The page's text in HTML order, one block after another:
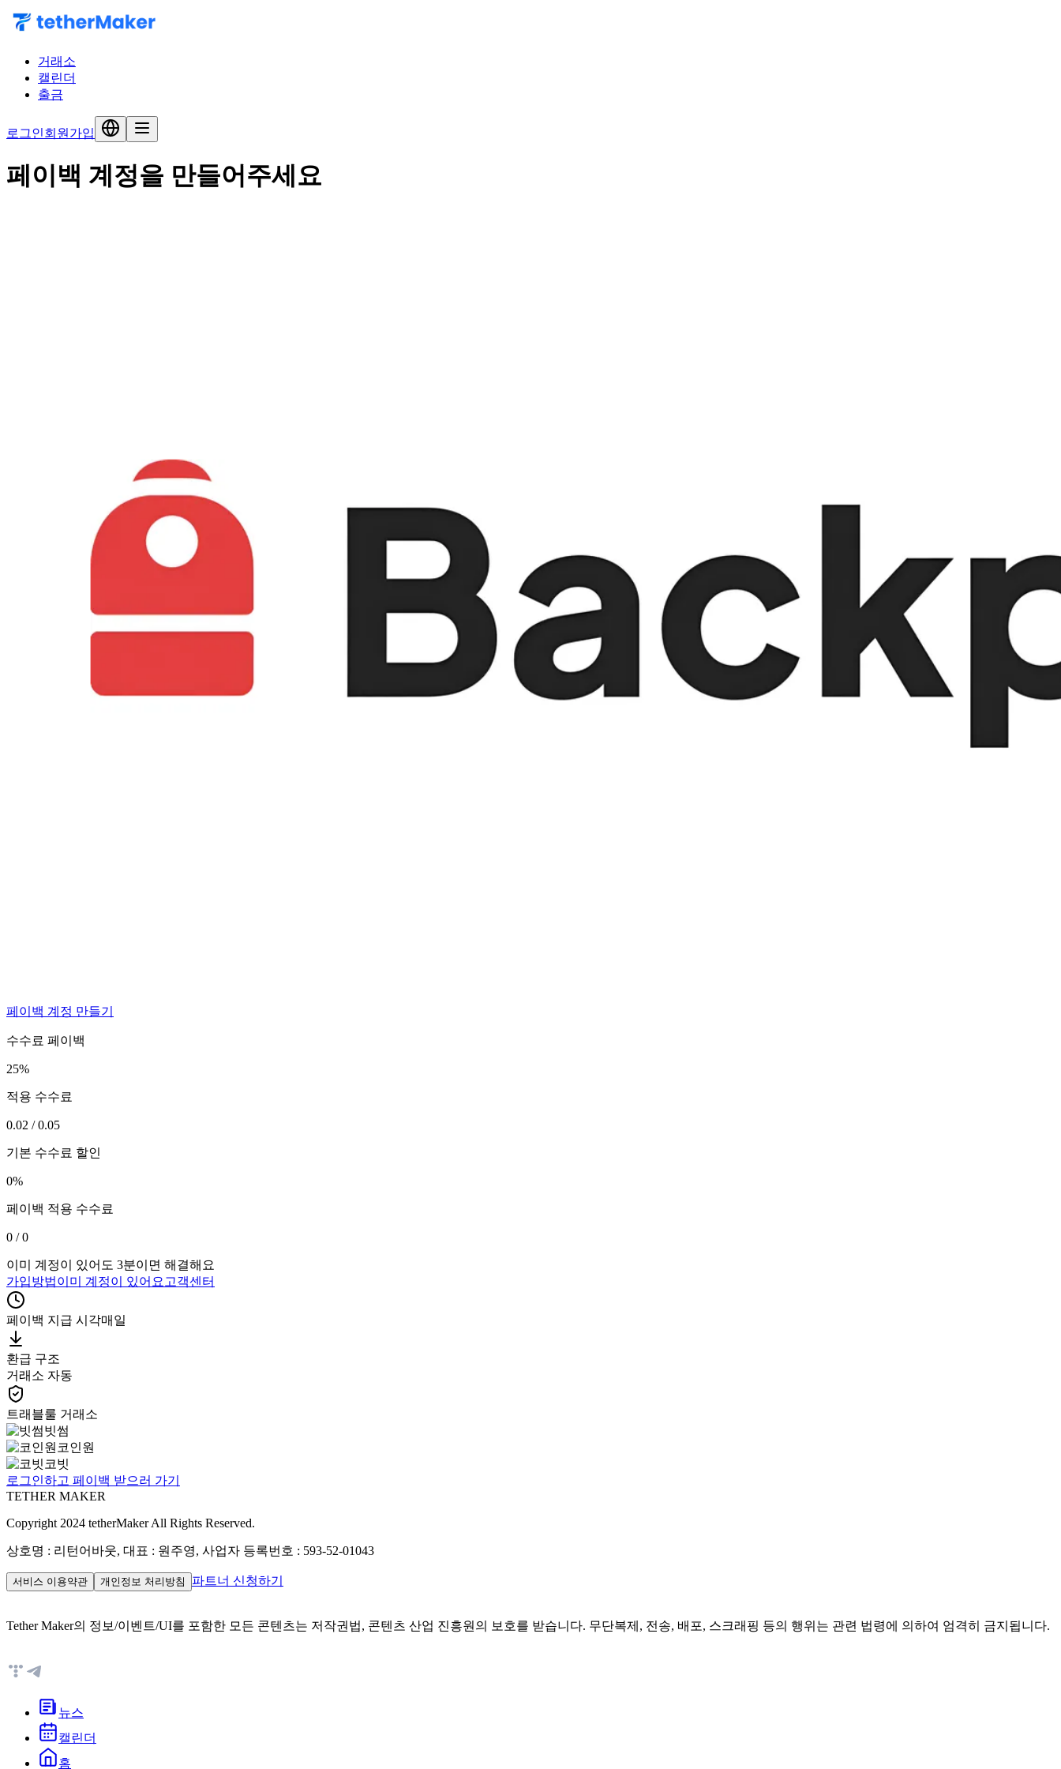
거래소
캘린더
출금
로그인회원가입
페이백 계정을 만들어주세요
페이백 계정 만들기
수수료 페이백
25%
적용 수수료
0.02 / 0.05
기본 수수료 할인
0%
페이백 적용 수수료
0 / 0
이미 계정이 있어도 3분이면 해결해요
가입방법이미 계정이 있어요 고객센터
페이백 지급 시각매일
환급 구조
거래소 자동
트래블룰 거래소
빗썸
코인원
코빗
로그인하고 페이백 받으러 가기
TETHER MAKER
Copyright 2024 tetherMaker All Rights Reserved.
상호명 : 리턴어바웃, 대표 : 원주영, 사업자 등록번호 : 593-52-01043
서비스 이용약관 개인정보 처리방침 파트너 신청하기
Tether Maker의 정보/이벤트/UI를 포함한 모든 콘텐츠는 저작권법, 콘텐츠 산업 진흥원의 보호를 받습니다. 무단복제, 전송, 배포, 스크래핑 등의 행위는 관련 법령에 의하여 엄격히 금지됩니다.
뉴스
캘린더
홈